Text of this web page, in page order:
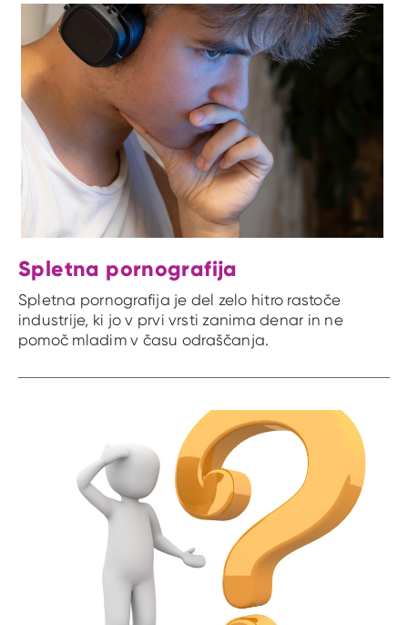
Spletna pornografija
Spletna pornografija je del zelo hitro rastoče
industrije, ki jo v prvi vrsti zanima denar in ne
pomoč mladim v času odraščanja.